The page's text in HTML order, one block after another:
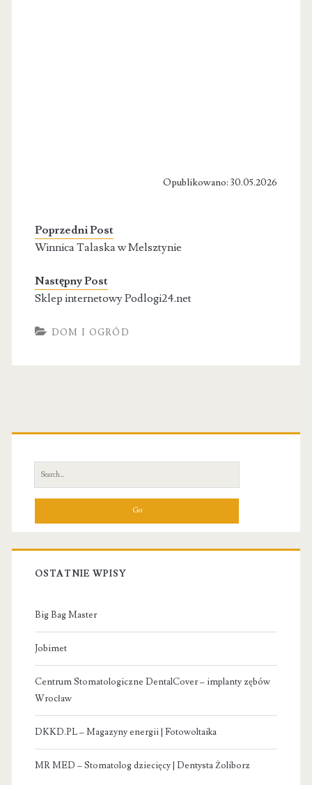
Opublikowano: 30.05.2026
Poprzedni Post
Winnica Talaska w Melsztynie
Następny Post
Sklep internetowy Podlogi24.net
DOM I OGRÓD
Primary
Sidebar
Search
for:
OSTATNIE WPISY
Big Bag Master
Jobimet
Centrum Stomatologiczne DentalCover – implanty zębów
Wrocław
DKKD.PL – Magazyny energii | Fotowoltaika
MR MED – Stomatolog dziecięcy | Dentysta Żoliborz